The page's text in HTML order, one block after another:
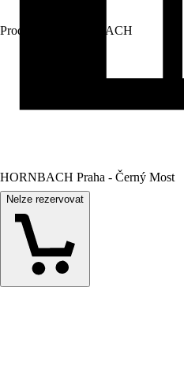
Prodej přes: HORNBACH
HORNBACH Praha - Černý Most
Nelze rezervovat